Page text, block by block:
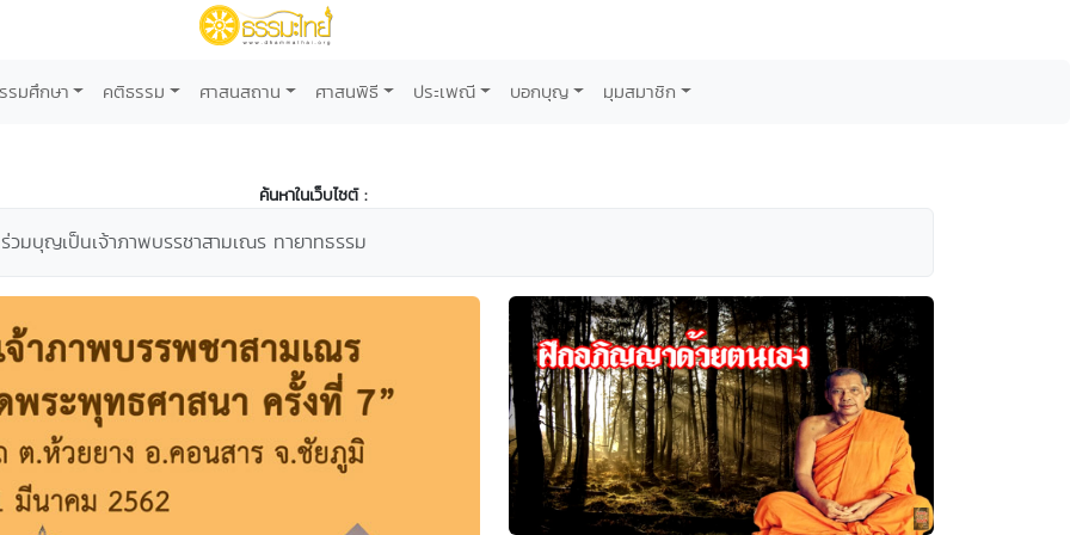
รมศึกษา คติธรรม ศาสนสถาน ศาสนพิธี ประเพณี บอกบุญ มุมสมาชิก
ค้นหาในเว็บไซต์ :
มบุญเป็นเจ้าภาพบรรชาสามเณร ทายาทธรรม